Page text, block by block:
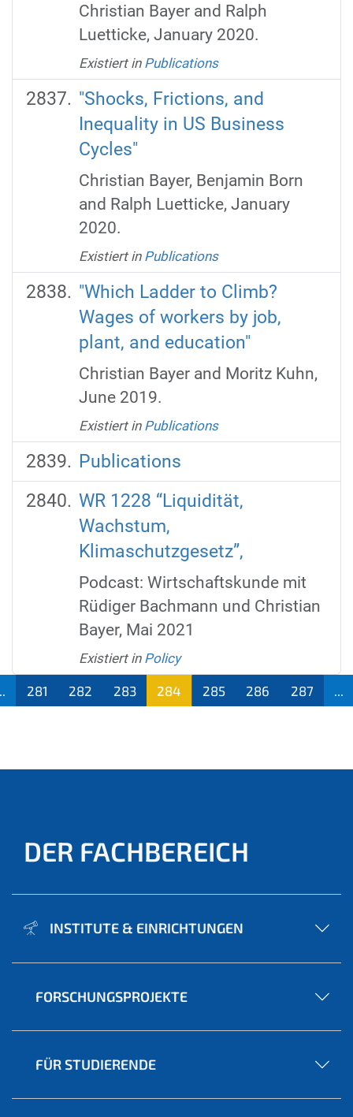
Christian Bayer and Ralph
Luetticke, January 2020.
Existiert in Publications
"Shocks, Frictions, and
Inequality in US Business
Cycles"
Christian Bayer, Benjamin Born
and Ralph Luetticke, January
2020.
Existiert in Publications
"Which Ladder to Climb?
Wages of workers by job,
plant, and education"
Christian Bayer and Moritz Kuhn,
June 2019.
Existiert in Publications
Publications
WR 1228 “Liquidität,
Wachstum,
Klimaschutzgesetz”,
Podcast: Wirtschaftskunde mit
Rüdiger Bachmann und Christian
Bayer, Mai 2021
Existiert in Policy
281 282 283
284
285 286 287
DER FACHBEREICH
INSTITUTE & EINRICHTUNGEN
FORSCHUNGSPROJEKTE
FÜR STUDIERENDE